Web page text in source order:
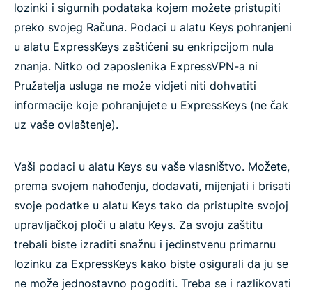
lozinki i sigurnih podataka kojem možete pristupiti
preko svojeg Računa. Podaci u alatu Keys pohranjeni
u alatu ExpressKeys zaštićeni su enkripcijom nula
znanja. Nitko od zaposlenika ExpressVPN-a ni
Pružatelja usluga ne može vidjeti niti dohvatiti
informacije koje pohranjujete u ExpressKeys (ne čak
uz vaše ovlaštenje).
Vaši podaci u alatu Keys su vaše vlasništvo. Možete,
prema svojem nahođenju, dodavati, mijenjati i brisati
svoje podatke u alatu Keys tako da pristupite svojoj
upravljačkoj ploči u alatu Keys. Za svoju zaštitu
trebali biste izraditi snažnu i jedinstvenu primarnu
lozinku za ExpressKeys kako biste osigurali da ju se
ne može jednostavno pogoditi. Treba se i razlikovati